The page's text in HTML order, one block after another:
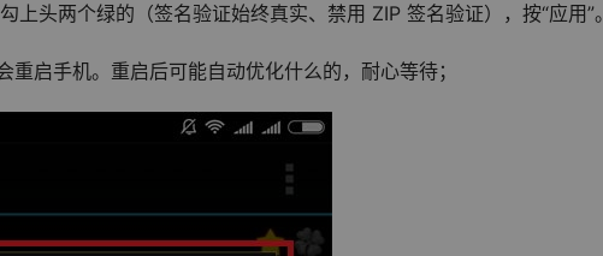
上头两个绿的（签名验证始终真实、禁用 ZIP 签名验证），按“应用”。
重启手机。重启后可能自动优化什么的，耐心等待；